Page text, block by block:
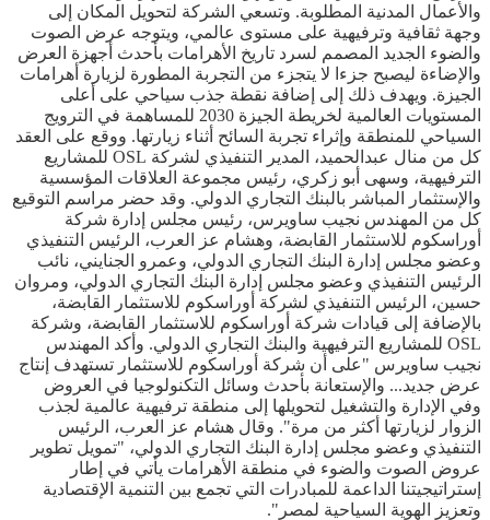
والأعمال المدنية المطلوبة. وتسعي الشركة لتحويل المكان إلى
وجهة ثقافية وترفيهية على مستوى عالمي، ويتوجه عرض الصوت
والضوء الجديد المصمم لسرد تاريخ الأهرامات بأحدث أجهزة العرض
والإضاءة ليصبح جزءا لا يتجزء من التجربة المطورة لزيارة أهرامات
الجيزة. ويهدف ذلك إلى إضافة نقطة جذب سياحي على أعلى
المستويات العالمية لخريطة الجيزة 2030 للمساهمة في الترويج
السياحي للمنطقة وإثراء تجربة السائح أثناء زيارتها. ووقع على العقد
كل من منال عبدالحميد، المدير التنفيذي لشركة OSL للمشاريع
الترفيهية، وسهى أبو زكري، رئيس مجموعة العلاقات المؤسسية
والإستثمار المباشر بالبنك التجاري الدولي. وقد حضر مراسم التوقيع
كل من المهندس نجيب ساويرس، رئيس مجلس إدارة شركة
أوراسكوم للاستثمار القابضة، وهشام عز العرب، الرئيس التنفيذي
وعضو مجلس إدارة البنك التجاري الدولي، وعمرو الجنايني، نائب
الرئيس التنفيذي وعضو مجلس إدارة البنك التجاري الدولي، ومروان
حسين، الرئيس التنفيذي لشركة أوراسكوم للاستثمار القابضة،
بالإضافة إلى قيادات شركة أوراسكوم للاستثمار القابضة، وشركة
OSL للمشاريع الترفيهية والبنك التجاري الدولي. وأكد المهندس
نجيب ساويرس "على أن شركة أوراسكوم للاستثمار تستهدف إنتاج
عرض جديد... والإستعانة بأحدث وسائل التكنولوجيا في العروض
وفي الإدارة والتشغيل لتحويلها إلى منطقة ترفيهية عالمية لجذب
الزوار لزيارتها أكثر من مرة". وقال هشام عز العرب، الرئيس
التنفيذي وعضو مجلس إدارة البنك التجاري الدولي، "تمويل تطوير
عروض الصوت والضوء في منطقة الأهرامات يأتي في إطار
إستراتيجيتنا الداعمة للمبادرات التي تجمع بين التنمية الإقتصادية
وتعزيز الهوية السياحية لمصر".